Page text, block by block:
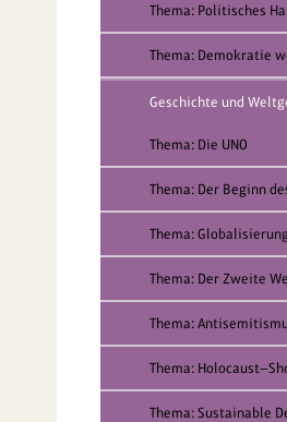
Thema: Politisches
Thema: Demokratie
Geschichte und
Thema: Die UNO
Thema: Der Beginn
Thema:
Thema: Der Zweite
Thema:
Thema:
Thema: Sustainable